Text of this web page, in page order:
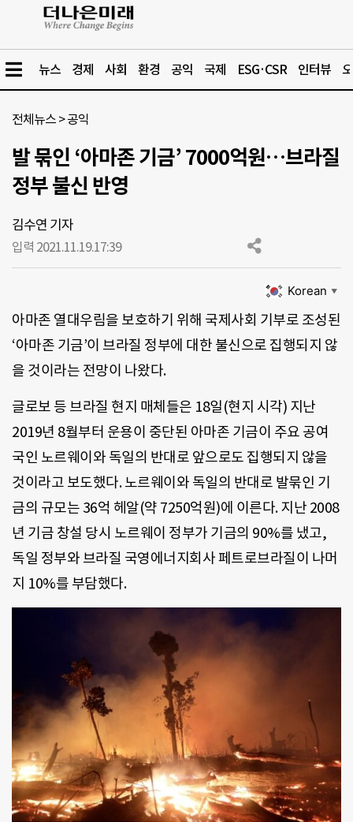
뉴스 경제 사회 환경 공익 국제 ESG·CSR 인터뷰
전체뉴스 >공익
발 묶인 ‘아마존 기금’ 7000억원…브라질
정부 불신 반영
김수연 기자
입력 2021.11.19.17:39
Korean ▼
아마존 열대우림을 보호하기 위해 국제사회 기부로 조성된
‘아마존 기금’이 브라질 정부에 대한 불신으로 집행되지 않
을 것이라는 전망이 나왔다.
글로보 등 브라질 현지 매체들은 18일(현지 시각) 지난
2019년 8월부터 운용이 중단된 아마존 기금이 주요 공여
국인 노르웨이와 독일의 반대로 앞으로도 집행되지 않을
것이라고 보도했다. 노르웨이와 독일의 반대로 발묶인 기
금의 규모는 36억 헤알(약 7250억원)에 이른다. 지난 2008
년 기금 창설 당시 노르웨이 정부가 기금의 90%를 냈고,
독일 정부와 브라질 국영에너지회사 페트로브라질이 나머
지 10%를 부담했다.